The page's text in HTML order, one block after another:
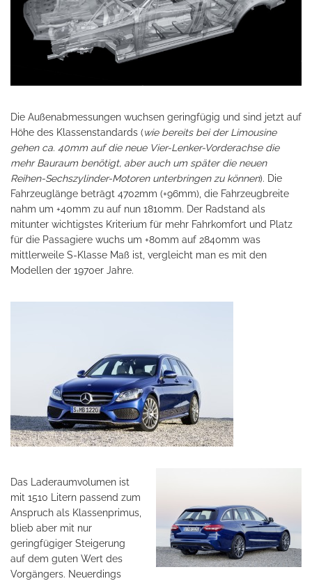
Die Außenabmessungen wuchsen geringfügig und sind jetzt auf
Höhe des Klassenstandards (wie bereits bei der Limousine
gehen ca. 40mm auf die neue Vier-Lenker-Vorderachse die
mehr Bauraum benötigt, aber auch um später die neuen
Reihen-Sechszylinder-Motoren unterbringen zu können). Die
Fahrzeuglänge beträgt 4702mm (+96mm), die Fahrzeugbreite
nahm um +40mm zu auf nun 1810mm. Der Radstand als
mitunter wichtigstes Kriterium für mehr Fahrkomfort und Platz
für die Passagiere wuchs um +80mm auf 2840mm was
mittlerweile S-Klasse Maß ist, vergleicht man es mit den
Modellen der 1970er Jahre.
Das Laderaumvolumen ist
mit 1510 Litern passend zum
Anspruch als Klassenprimus,
blieb aber mit nur
geringfügiger Steigerung
auf dem guten Wert des
Vorgängers. Neuerdings